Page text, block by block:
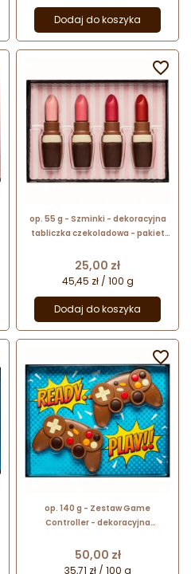
Dodaj do koszyka
op. 55 g - Szminki - dekoracyjna
tabliczka czekoladowa - pakiet
Cena
25,00 zł
45,45 zł / 100 g
Dodaj do koszyka

op. 140 g - Zestaw Game
Controller - dekoracyjna
prezentowy w pudełku
Cena
50,00 zł
35,71 zł / 100 g
